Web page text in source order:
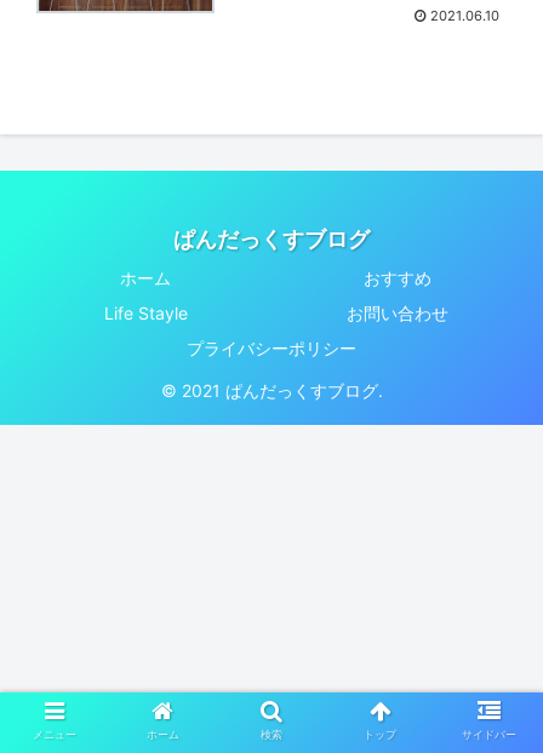
2021.06.10
ぱんだっくすブログ
ホーム
おすすめ
Life Stayle
お問い合わせ
プライバシーポリシー
© 2021 ぱんだっくすブログ.
メニュー ホーム 検索 トップ サイドバー